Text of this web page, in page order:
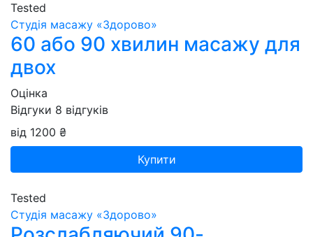
Tested
Студія масажу «‎‎Здорово»
60 або 90 хвилин масажу для
двох
Оцінка
Відгуки 8 відгуків
від 1200 ₴
Купити
Tested
Студія масажу «‎‎Здорово»